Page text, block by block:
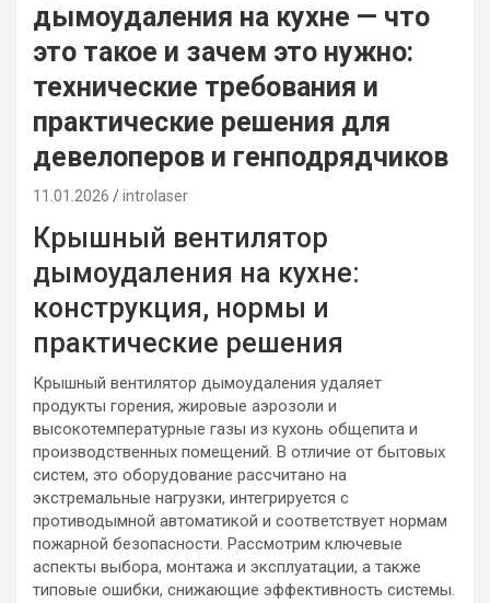
дымоудаления на кухне — что
это такое и зачем это нужно:
технические требования и
практические решения для
девелоперов и генподрядчиков
11.01.2026 introlaser
Крышный вентилятор
дымоудаления на кухне:
конструкция, нормы и
практические решения
Крышный вентилятор дымоудаления удаляет
продукты горения, жировые аэрозоли и
высокотемпературные газы из кухонь общепита и
производственных помещений. В отличие от бытовых
систем, это оборудование рассчитано на
экстремальные нагрузки, интегрируется с
противодымной автоматикой и соответствует нормам
пожарной безопасности. Рассмотрим ключевые
аспекты выбора, монтажа и эксплуатации, а также
типовые ошибки, снижающие эффективность системы.